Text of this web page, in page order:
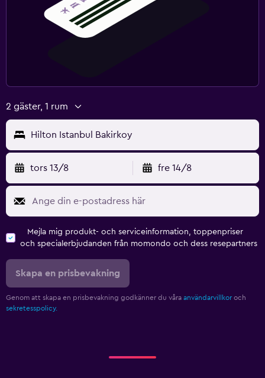
2 gäster, 1 rum
Hilton Istanbul Bakirkoy
tors 13/8 fre 14/8
Mejla mig produkt- och serviceinformation, toppenpriser
och specialerbjudanden från momondo och dess resepartners
Skapa en prisbevakning
Genom att skapa en prisbevakning godkänner du våra användarvillkor och
sekretesspolicy.